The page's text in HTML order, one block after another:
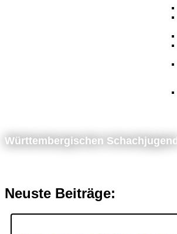
Württembergischen Schachjugend
Neuste Beiträge: